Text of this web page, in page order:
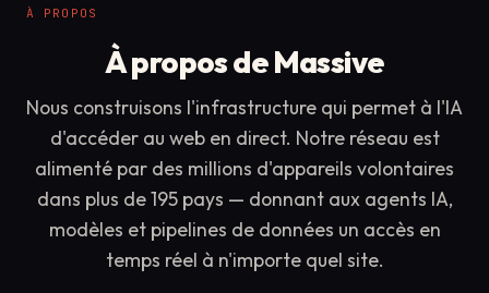
À PROPOS
À propos de Massive
Nous construisons l'infrastructure qui permet à l'IA
d'accéder au web en direct. Notre réseau est
alimenté par des millions d'appareils volontaires
dans plus de 195 pays — donnant aux agents IA,
modèles et pipelines de données un accès en
temps réel à n'importe quel site.